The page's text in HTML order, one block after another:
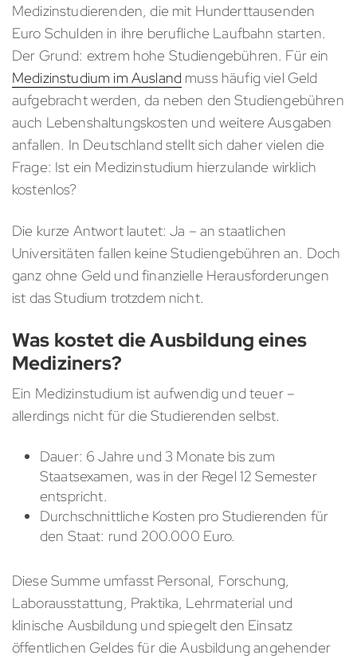
Medizinstudierenden, die mit Hunderttausenden
Euro Schulden in ihre berufliche Laufbahn starten.
Der Grund: extrem hohe Studiengebühren. Für ein
Medizinstudium im Ausland muss häufig viel Geld
aufgebracht werden, da neben den Studiengebühren
auch Lebenshaltungskosten und weitere Ausgaben
anfallen. In Deutschland stellt sich daher vielen die
Frage: Ist ein Medizinstudium hierzulande wirklich
kostenlos?
Die kurze Antwort lautet: Ja – an staatlichen
Universitäten fallen keine Studiengebühren an. Doch
ganz ohne Geld und finanzielle Herausforderungen
ist das Studium trotzdem nicht.
Was kostet die Ausbildung eines
Mediziners?
Ein Medizinstudium ist aufwendig und teuer –
allerdings nicht für die Studierenden selbst.
Dauer: 6 Jahre und 3 Monate bis zum
Staatsexamen, was in der Regel 12 Semester
entspricht.
Durchschnittliche Kosten pro Studierenden für
den Staat: rund 200.000 Euro.
Diese Summe umfasst Personal, Forschung,
Laborausstattung, Praktika, Lehrmaterial und
klinische Ausbildung und spiegelt den Einsatz
öffentlichen Geldes für die Ausbildung angehender